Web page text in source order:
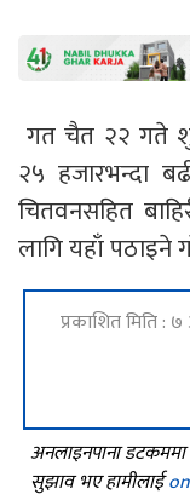
गत चैत २२ गते
२५ हजारभन्दा
चितवनसहित
लागि यहाँ पठाइने
प्रकाशित मिति
अनलाइनपाना डटकममा
सुझाव भए हामीलाई